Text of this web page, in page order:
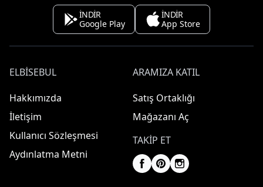
İNDİR
Google Play
İNDİR
App Store
ELBISEBUL
Hakkımızda
İletişim
Kullanıcı Sözleşmesi
Aydınlatma Metni
ARAMIZA KATIL
Satış Ortaklığı
Mağazanı Aç
TAKIP ET